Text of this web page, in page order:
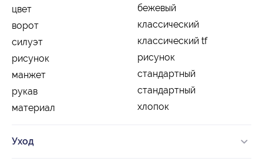
цвет
бежевый
ворот
классический
силуэт
классический tf
рисунок
рисунок
манжет
стандартный
рукав
стандартный
материал
хлопок
Уход